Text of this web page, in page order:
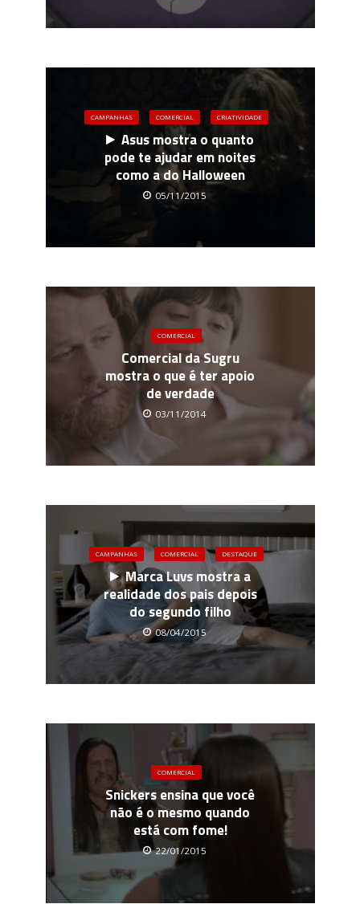
CAMPANHAS COMERCIAL CRIATIVIDADE
Asus mostra o quanto
pode te ajudar em noites
como a do Halloween
05/11/2015
COMERCIAL
Comercial da Sugru
mostra o que é ter apoio
de verdade
03/11/2014
CAMPANHAS COMERCIAL DESTAQUE
Marca Luvs mostra a
realidade dos pais depois
do segundo filho
08/04/2015
COMERCIAL
Snickers ensina que você
não é o mesmo quando
está com fome!
22/01/2015